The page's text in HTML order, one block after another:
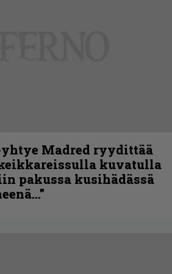
yhtye Madred ryydittää
kuvatulla
pakussa kusihädässä